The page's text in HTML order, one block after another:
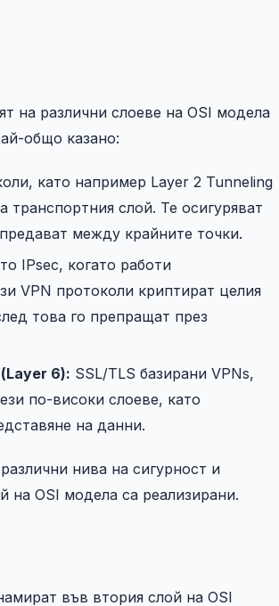
на различни слоеве на OSI модела
общо казано:
като например Layer 2 Tunneling
слой. Те осигуряват
между крайните точки.
IPsec, когато работи
VPN протоколи криптират целия
това го препращат през
6): SSL/TLS базирани VPNs,
по-високи слоеве, като
на данни.
нива на сигурност и
на OSI модела са реализирани.
във втория слой на OSI